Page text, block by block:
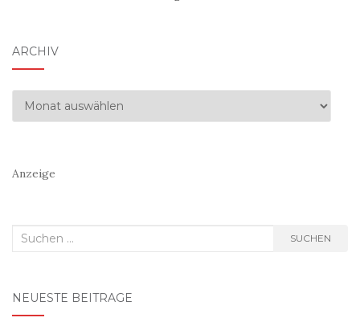
ARCHIV
Archiv
Anzeige
Suchen
SUCHEN
NEUESTE BEITRÄGE